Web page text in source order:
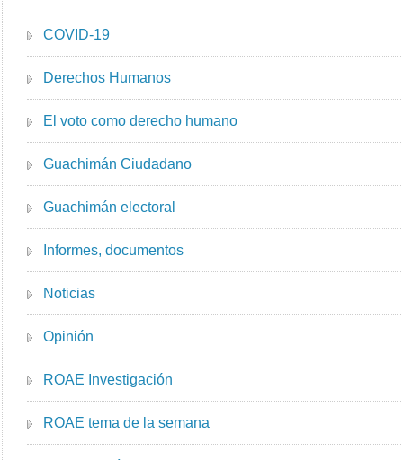
COVID-19
Derechos Humanos
El voto como derecho humano
Guachimán Ciudadano
Guachimán electoral
Informes, documentos
Noticias
Opinión
ROAE Investigación
ROAE tema de la semana